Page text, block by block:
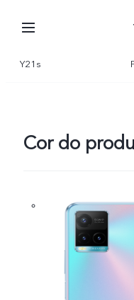
Y21s
Cor do